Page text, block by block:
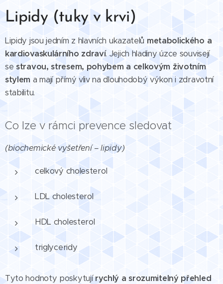
Lipidy (tuky v krvi)
Lipidy jsou jedním z hlavních ukazatelů metabolického a
kardiovaskulárního zdraví. Jejich hladiny úzce souvisejí
sestravou, stresem, pohybem a celkovým životním
stylem a mají přímý vliv na dlouhodobý výkon i zdravotní
stabilitu.
Co lze v rámci prevence sledovat
(biochemické vyšetření – lipidy)
celkový cholesterol
LDL cholesterol
HDL cholesterol
triglyceridy
Tyto hodnoty poskytujírychlý a srozumitelný přehled